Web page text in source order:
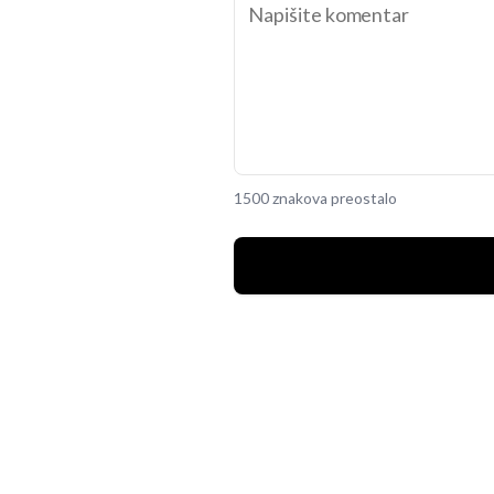
1500 znakova preostalo